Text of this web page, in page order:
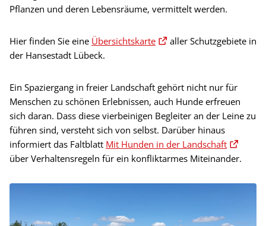
Pflanzen und deren Lebensräume, vermittelt werden.
Hier finden Sie eine Übersichtskarte
aller Schutzgebiete in
der Hansestadt Lübeck.
Ein Spaziergang in freier Landschaft gehört nicht nur für
Menschen zu schönen Erlebnissen, auch Hunde erfreuen
sich daran. Dass diese vierbeinigen Begleiter an der Leine zu
führen sind, versteht sich von selbst. Darüber hinaus
informiert das Faltblatt Mit Hunden in der Landschaft
über Verhaltensregeln für ein konfliktarmes Miteinander.